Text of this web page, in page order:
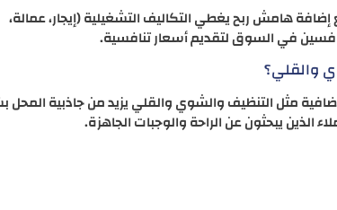
هامش ربح يغطي التكاليف التشغيلية (إيجار، عمالة،
في السوق لتقديم أسعار تنافسية.
والقلي؟
مثل التنظيف والشوي والقلي يزيد من جاذبية
الذين يبحثون عن الراحة والوجبات الجاهزة.